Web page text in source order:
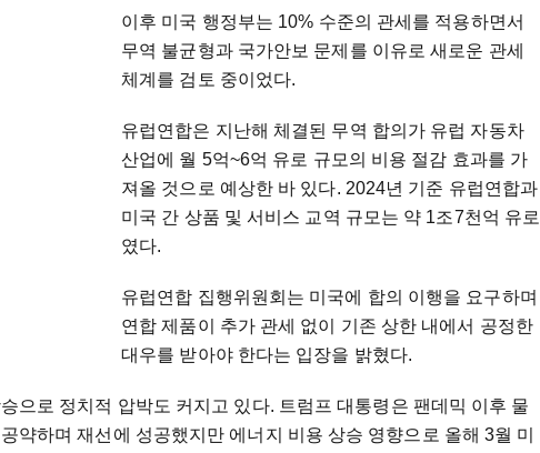
이후 미국 행정부는 10% 수준의 관세를 적용하면서
무역 불균형과 국가안보 문제를 이유로 새로운 관세
체계를 검토 중이었다.
유럽연합은 지난해 체결된 무역 합의가 유럽 자동차
산업에 월 5억~6억 유로 규모의 비용 절감 효과를 가
져올 것으로 예상한 바 있다. 2024년 기준 유럽연합과
미국 간 상품 및 서비스 교역 규모는 약 1조7천억 유로
였다.
유럽연합 집행위원회는 미국에 합의 이행을 요구하며
연합 제품이 추가 관세 없이 기존 상한 내에서 공정한
대우를 받아야 한다는 입장을 밝혔다.
으로 정치적 압박도 커지고 있다. 트럼프 대통령은 팬데믹 이후 물
약하며 재선에 성공했지만 에너지 비용 상승 영향으로 올해 3월 미